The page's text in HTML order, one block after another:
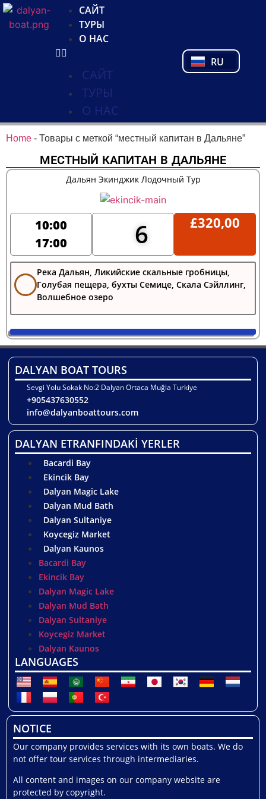
САЙТ
ТУРЫ
О НАС
САЙТ
ТУРЫ
О НАС
RU
PT
TR
Home - Товары с меткой “местный капитан в Дальяне”
МЕСТНЫЙ КАПИТАН В ДАЛЬЯНЕ
Дальян Экинджик Лодочный Тур
10:00
17:00
6 £320,00
Река Дальян, Ликийские скальные гробницы,
Голубая пещера, бухты Семице, Скала Сэйллинг,
Волшебное озеро
DALYAN BOAT TOURS
Sevgi Yolu Sokak No:2 Dalyan Ortaca Muğla Turkiye
+905437630552
info@dalyanboattours.com
DALYAN ETRANFINDAKİ YERLER
Bacardi Bay
Ekincik Bay
Dalyan Magic Lake
Dalyan Mud Bath
Dalyan Sultaniye
Koycegiz Market
Dalyan Kaunos
Bacardi Bay
Ekincik Bay
Dalyan Magic Lake
Dalyan Mud Bath
Dalyan Sultaniye
Koycegiz Market
Dalyan Kaunos
LANGUAGES
NOTICE
Our company provides services with its own boats. We do
not offer tour services through intermediaries.
All content and images on our company website are
protected by copyright.